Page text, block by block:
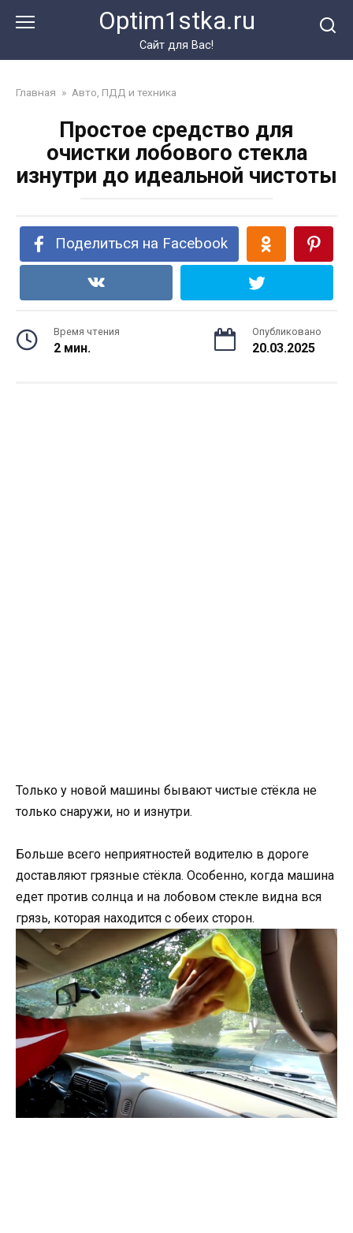
Optim1stka.ru
Сайт для Вас!
Главная » Авто, ПДД и техника
Простое средство для
очистки лобового стекла
изнутри до идеальной чистоты
Поделиться на Facebook
Время чтения
2 мин.
Опубликовано
20.03.2025
Только у новой машины бывают чистые стёкла не
только снаружи, но и изнутри.
Больше всего неприятностей водителю в дороге
доставляют грязные стёкла. Особенно, когда машина
едет против солнца и на лобовом стекле видна вся
грязь, которая находится с обеих сторон.